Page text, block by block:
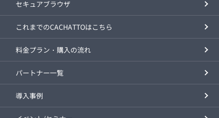
セキュアブラウザ
これまでのCACHATTOはこちら
料金プラン・購入の流れ
パートナー一覧
導入事例